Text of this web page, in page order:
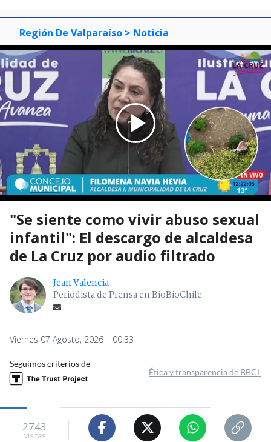
Región De Valparaíso > Noticia
"Se siente como vivir abuso sexual
infantil": El descargo de alcaldesa
de La Cruz por audio filtrado
Jean Valencia
Periodista de Prensa en BioBioChile
Viernes 07 Agosto, 2026 | 00:33
Seguimos criterios de
Ética y transparencia de BBCL
2743
visitas